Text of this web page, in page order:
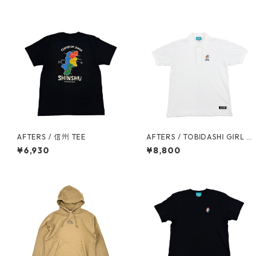
AFTERS / 信州 TEE
¥6,930
AFTERS / TOBIDASHI GIRL P
OLO
¥8,800